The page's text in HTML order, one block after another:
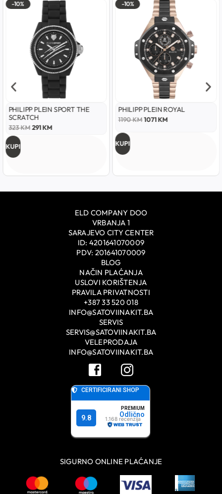
-10%
PHILIPP PLEIN SPORT THE
SCRATCH
323KM291KM
KUPI
-10%
PHILIPP PLEIN ROYAL
1190KM1071KM
KUPI
ELD COMPANY DOO
VRBANJA 1
SARAJEVO CITY CENTER
ID: 4201641070009
PDV: 201641070009
BLOG
NAČIN PLAĆANJA
USLOVI KORIŠTENJA
PRAVILA PRIVATNOSTI
+387 33 520 018
INFO@SATOVIINAKIT.BA
SERVIS
SERVIS@SATOVIINAKIT.BA
VELEPRODAJA
INFO@SATOVIINAKIT.BA
SIGURNO ONLINE PLAĆANJE